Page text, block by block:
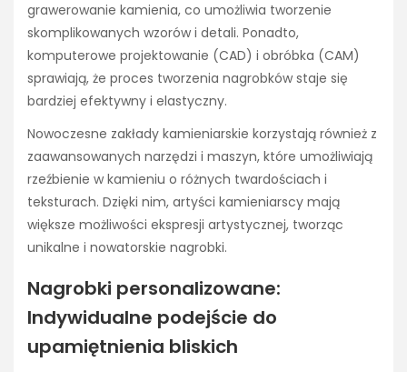
grawerowanie kamienia, co umożliwia tworzenie
skomplikowanych wzorów i detali. Ponadto,
komputerowe projektowanie (CAD) i obróbka (CAM)
sprawiają, że proces tworzenia nagrobków staje się
bardziej efektywny i elastyczny.
Nowoczesne zakłady kamieniarskie korzystają również z
zaawansowanych narzędzi i maszyn, które umożliwiają
rzeźbienie w kamieniu o różnych twardościach i
teksturach. Dzięki nim, artyści kamieniarscy mają
większe możliwości ekspresji artystycznej, tworząc
unikalne i nowatorskie nagrobki.
Nagrobki personalizowane:
Indywidualne podejście do
upamiętnienia bliskich